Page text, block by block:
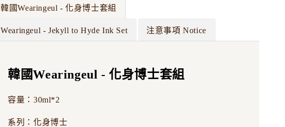
韓國Wearingeul - 化身博士套組
Wearingeul - Jekyll to Hyde Ink Set 注意事項 Notice
韓國Wearingeul - 化身博士套組
容量：30ml*2
系列：化身博士